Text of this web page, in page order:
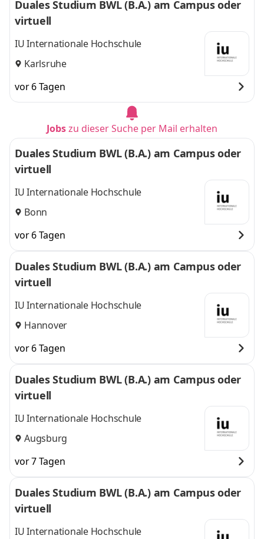
Duales Studium BWL (B.A.) am Campus oder
virtuell
IU Internationale Hochschule
Karlsruhe
vor 6 Tagen
Jobszu dieser Suche per Mail erhalten
Duales Studium BWL (B.A.) am Campus oder
virtuell
IU Internationale Hochschule
Bonn
vor 6 Tagen
Duales Studium BWL (B.A.) am Campus oder
virtuell
IU Internationale Hochschule
Hannover
vor 6 Tagen
Duales Studium BWL (B.A.) am Campus oder
virtuell
IU Internationale Hochschule
Augsburg
vor 7 Tagen
Duales Studium BWL (B.A.) am Campus oder
virtuell
IU Internationale Hochschule